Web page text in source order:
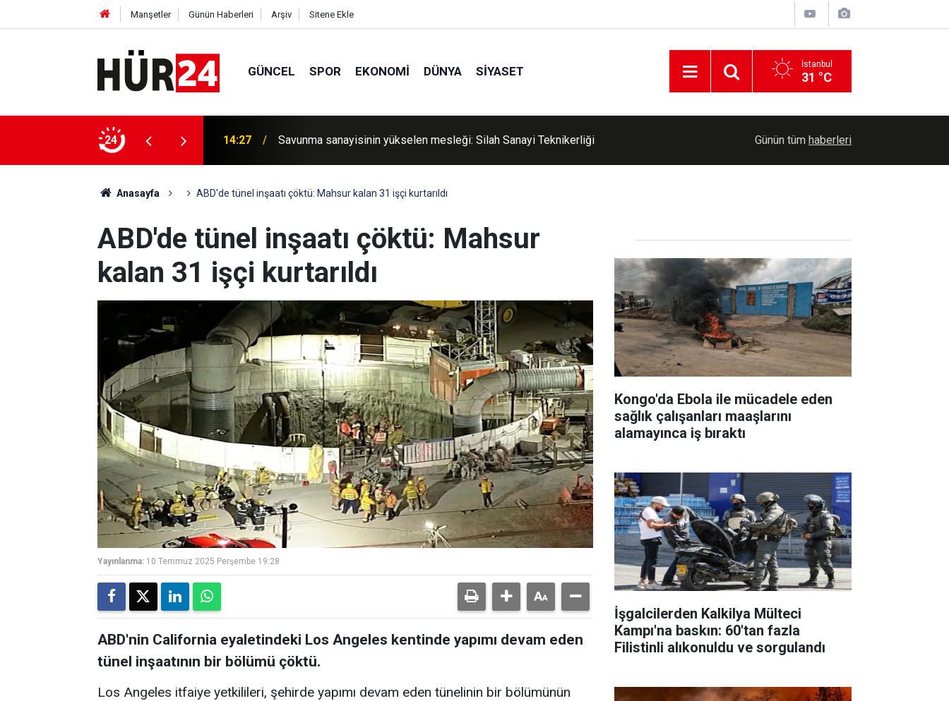
Manşetler Günün Haberleri Arşiv Sitene Ekle
GÜNCEL SPOR EKONOMI DÜNYA SIYASET İstanbul
31 °C
24
çalışanları maaşlarını alamayınca iş
14:27 Savunma sanayisinin yükselen mesleği: Silah Sanayi Teknikerliği Battalgazi Belediyesinden Kur’an Kursu
Günün tüm haberleri
Anasayfa ABD'de tünel inşaatı çöktü: Mahsur kalan 31 işçi kurtarıldı
ABD'de tünel inşaatı çöktü: Mahsur
kalan 31 işçi kurtarıldı
Yayınlanma: 10 Temmuz 2025 Perşembe 19:28
ABD'nin California eyaletindeki Los Angeles kentinde yapımı devam eden
tünel inşaatının bir bölümü çöktü.
Los Angeles itfaiye yetkilileri, şehirde yapımı devam eden tünelinin bir bölümünün
Kongo'da Ebola ile mücadele eden
sağlık çalışanları maaşlarını
alamayınca iş bıraktı
İşgalcilerden Kalkilya Mülteci
Kampı'na baskın: 60'tan fazla
Filistinli alıkonuldu ve sorgulandı